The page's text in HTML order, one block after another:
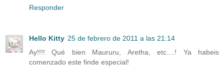
Responder
Hello Kitty 25 de febrero de 2011 a las 21:14
Ay!!!! Qué bien Maururu, Aretha, etc....! Ya habeis
comenzado este finde especial!